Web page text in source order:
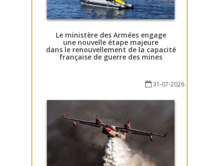
Le ministère des Armées engage
une nouvelle étape majeure
dans le renouvellement de la capacité
française de guerre des mines
31-07-2026